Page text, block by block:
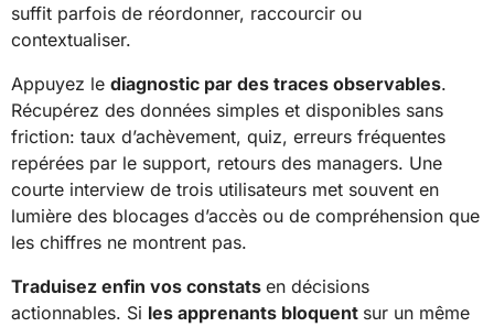
suffit parfois de réordonner, raccourcir ou
contextualiser.
Appuyez le diagnostic par des traces observables.
Récupérez des données simples et disponibles sans
friction: taux d’achèvement, quiz, erreurs fréquentes
repérées par le support, retours des managers. Une
courte interview de trois utilisateurs met souvent en
lumière des blocages d’accès ou de compréhension que
les chiffres ne montrent pas.
Traduisez enfin vos constats en décisions
actionnables. Si les apprenants bloquent sur un même